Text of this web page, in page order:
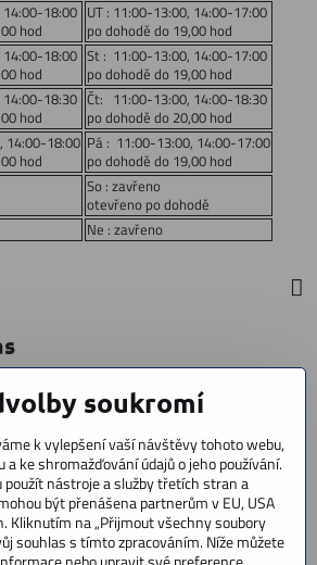
14:00-18:00
hod
UT : 11:00-13:00, 14:00-17:00
po dohodě do 19,00 hod
18:00
hod
St : 11:00-13:00, 14:00-17:00
po dohodě do 19,00 hod
18:30
hod
Čt: 11:00-13:00, 14:00-18:30
po dohodě do 20,00 hod
14:00-18:00
hod
Pá : 11:00-13:00, 14:00-17:00
po dohodě do 19,00 hod
So : zavřeno
otevřeno po dohodě
Ne : zavřeno
soukromí
k vylepšení vaší návštěvy tohoto webu,
a ke shromažďování údajů o jeho používání.
použít nástroje a služby třetích stran a
být přenášena partnerům v EU, USA
Kliknutím na „Přijmout všechny soubory
souhlas s tímto zpracováním. Níže můžete